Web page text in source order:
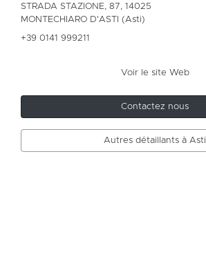
STRADA STAZIONE, 87, 14025
MONTECHIARO D'ASTI (Asti)
+39 0141 999211
Voir le site Web
Contactez nous
Autres détaillants à Asti